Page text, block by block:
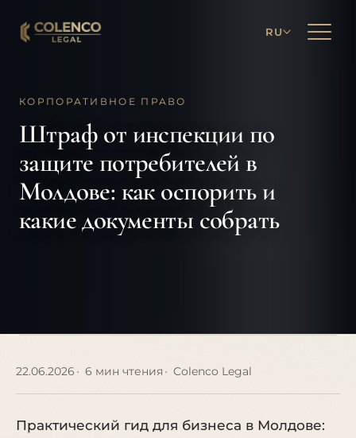
RU
КОРПОРАТИВНОЕ ПРАВО
Штраф от инспекции по
защите потребителей в
Молдове: как оспорить и
какие документы собрать
22.06.2026 6 мин чтения Colenco Legal
Практический гид для бизнеса в Молдове: